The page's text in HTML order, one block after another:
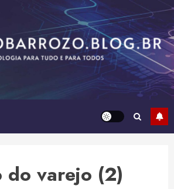
do varejo (2)